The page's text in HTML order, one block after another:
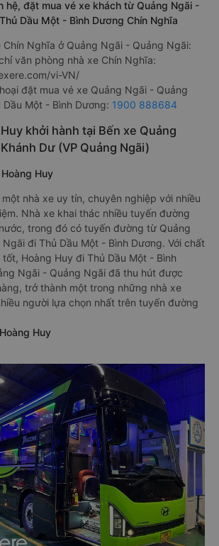
hệ, đặt mua vé xe khách từ Quảng Ngãi -
Dầu Một - Bình Dương Chín Nghĩa
Chín Nghĩa ở Quảng Ngãi - Quảng Ngãi:
văn phòng nhà xe Chín Nghĩa:
vi-VN/
đặt mua vé xe Quảng Ngãi - Quảng
Dầu Một - Bình Dương: 1900 888684
khởi hành tại Bến xe Quảng
Dư (VP Quảng Ngãi)
Huy
nhà xe uy tín, chuyên nghiệp với nhiều
Nhà xe khai thác nhiều tuyến đường
trong đó có tuyến đường từ Quảng
đi Thủ Dầu Một - Bình Dương. Với chất
Hoàng Huy đi Thủ Dầu Một - Bình
Ngãi - Quảng Ngãi đã thu hút được
trở thành một trong những nhà xe
người lựa chọn nhất trên tuyến đường
Huy